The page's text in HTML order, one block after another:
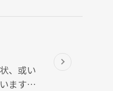
、或い
ます。